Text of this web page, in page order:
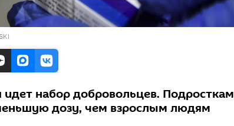
набор добровольцев. Подросткам
дозу, чем взрослым людям